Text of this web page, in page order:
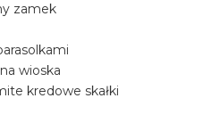
zamek
wioska
kredowe skałki